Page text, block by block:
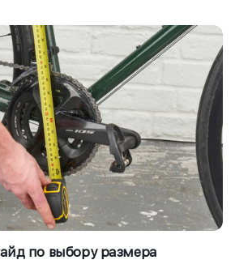
по выбору размера